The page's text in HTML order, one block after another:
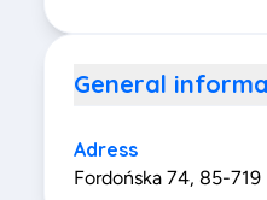
General
Adress
Fordońska 74, 85-